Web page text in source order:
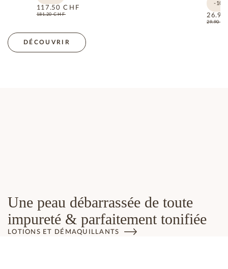
117.50 CHF
181.20CHF
-10%
26.90
29.90
DÉCOUVRIR
Une peau débarrassée de toute
impureté & parfaitement tonifiée
LOTIONS ET DÉMAQUILLANTS